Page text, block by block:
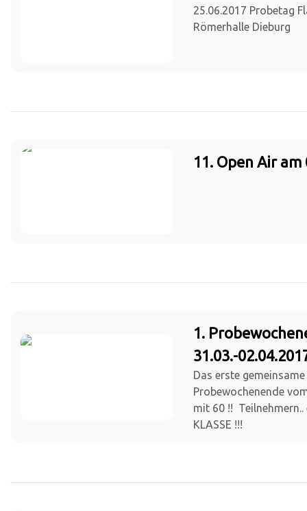
25.06.2017 Probetag
Römerhalle Dieburg
11. Open Air am
1.
31.03.-
Das erste
Probewochenende
mit 60 !!
KLASSE !!!